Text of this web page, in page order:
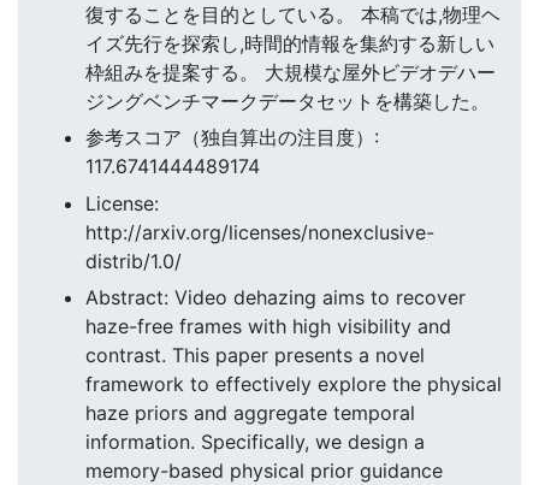
復することを目的としている。 本稿では,物理ヘ
イズ先行を探索し,時間的情報を集約する新しい
枠組みを提案する。 大規模な屋外ビデオデハー
ジングベンチマークデータセットを構築した。
参考スコア（独自算出の注目度）:
117.6741444489174
License:
http://arxiv.org/licenses/nonexclusive-
distrib/1.0/
Abstract: Video dehazing aims to recover
haze-free frames with high visibility and
contrast. This paper presents a novel
framework to effectively explore the physical
haze priors and aggregate temporal
information. Specifically, we design a
memory-based physical prior guidance